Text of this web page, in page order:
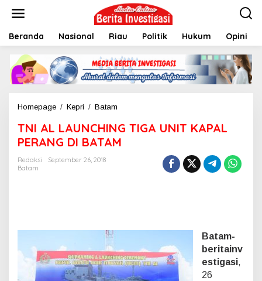
t
Beranda Nasional Riau Politik Hukum Opini
Homepage / Kepri / Batam
I
A
L
T
I
G
TNI AL LAUNCHING TIGA UNIT KAPAL
PERANG DI BATAM
Redaksi
September 26, 2018
Batam
Batam-
beritainv
estigasi,
26